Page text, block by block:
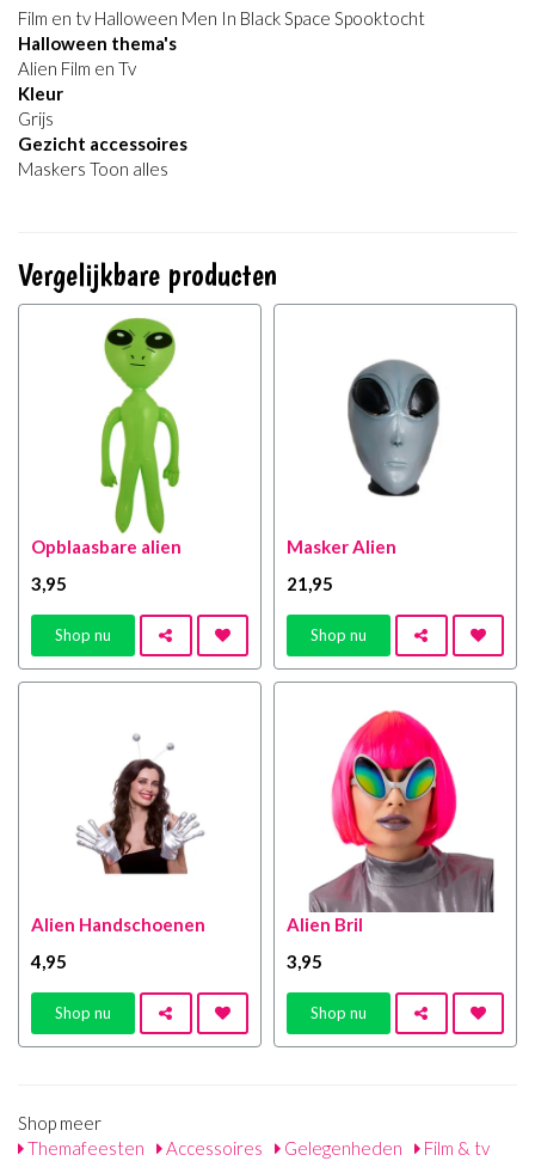
Film en tv Halloween Men In Black Space Spooktocht
Halloween thema's
Alien Film en Tv
Kleur
Grijs
Gezicht accessoires
Maskers Toon alles
Vergelijkbare producten
Opblaasbare alien
3,95
Shop nu
Masker Alien
21,95
Shop nu
Alien Handschoenen
4,95
Shop nu
Alien Bril
3,95
Shop nu
Shop meer
Themafeesten
Accessoires Gelegenheden
Film & tv